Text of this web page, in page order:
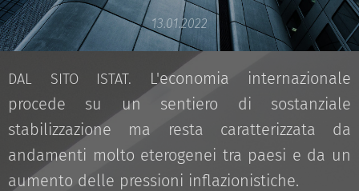
13.01.2022
DAL SITO ISTAT.
L'economia internazionale
procede su un sentiero di sostanziale
stabilizzazione ma resta caratterizzata da
andamenti molto eterogenei tra paesi e da un
aumento delle pressioni inflazionistiche.